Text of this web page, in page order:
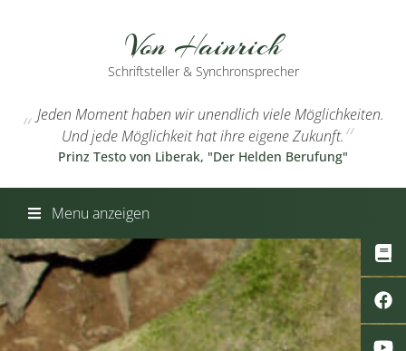
Von Hainrich
Schriftsteller & Synchronsprecher
Jeden Moment haben wir unendlich viele Möglichkeiten.
Und jede Möglichkeit hat ihre eigene Zukunft.
Prinz Testo von Liberak, "Der Helden Berufung"
Menu anzeigen